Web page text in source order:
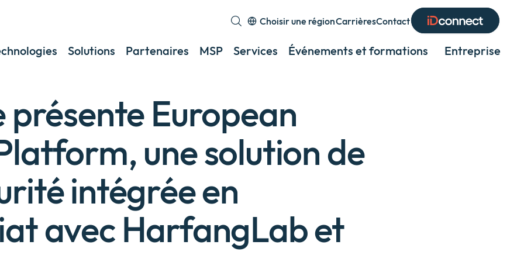
Solutions Partenaires MSP Services Événements et formations Entreprise
Choisir une région
Expand
or
CarrièresContact
European
une solution de
intégrée en
avec HarfangLab et